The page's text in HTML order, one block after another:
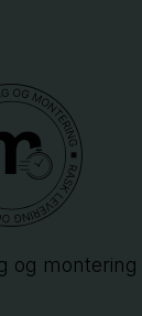
og montering